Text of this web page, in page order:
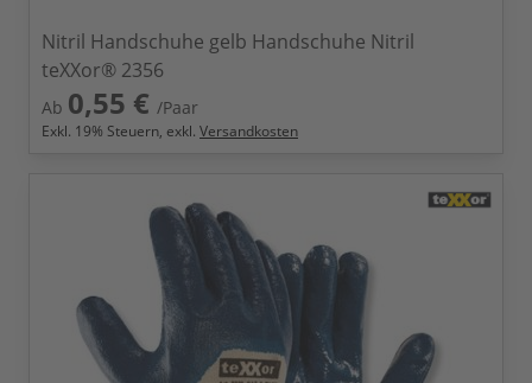
Nitril Handschuhe gelb Handschuhe Nitril
teXXor® 2356
Ab 0,55 € /Paar
Exkl. 19% Steuern, exkl. Versandkosten